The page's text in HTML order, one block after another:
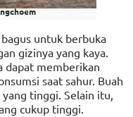
untuk berbuka
gizinya yang kaya.
dapat memberikan
saat sahur. Buah
tinggi. Selain itu,
cukup tinggi.